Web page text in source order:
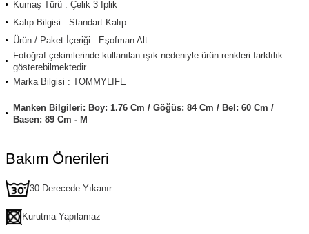
Kumaş Türü : Çelik 3 İplik
Kalıp Bilgisi : Standart Kalıp
Ürün / Paket İçeriği : Eşofman Alt
Fotoğraf çekimlerinde kullanılan ışık nedeniyle ürün renkleri farklılık
gösterebilmektedir
Marka Bilgisi : TOMMYLIFE
Manken Bilgileri: Boy: 1.76 Cm / Göğüs: 84 Cm / Bel: 60 Cm /
Basen: 89 Cm - M
Bakım Önerileri
30 Derecede Yıkanır
Kurutma Yapılamaz